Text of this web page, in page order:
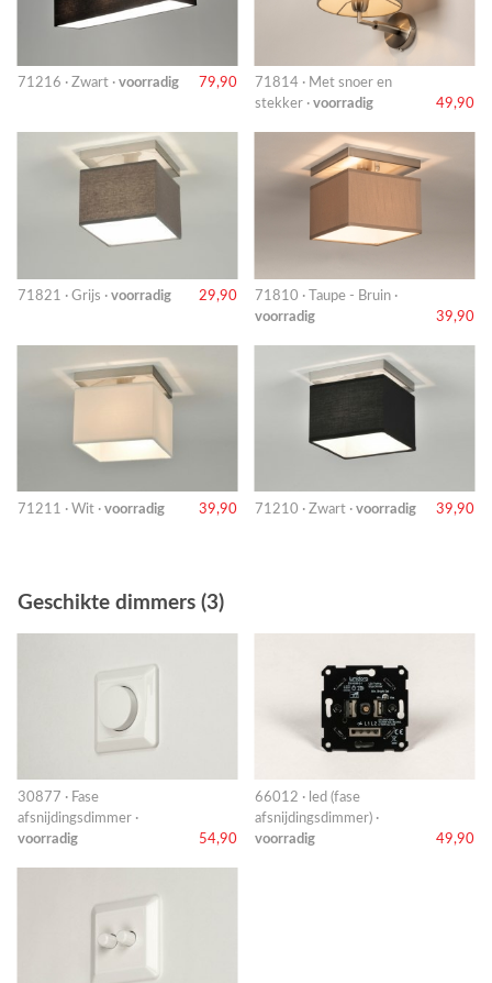
71216 · Zwart · voorradig 79,90
71814 · Met snoer en
stekker · voorradig 49,90
71821 · Grijs · voorradig 29,90
71810 · Taupe - Bruin ·
voorradig
39,90
71211 · Wit · voorradig 39,90 71210 · Zwart · voorradig 39,90
Geschikte dimmers (3)
30877 · Fase
afsnijdingsdimmer ·
voorradig
54,90
66012 · led (fase
afsnijdingsdimmer) ·
voorradig
49,90